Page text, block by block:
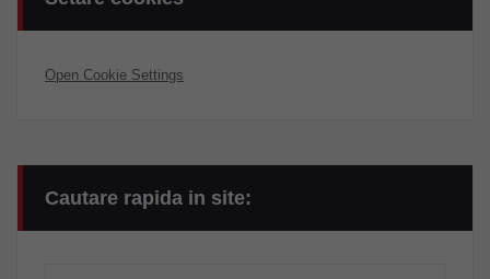
Open Cookie Settings
Cautare rapida in site: